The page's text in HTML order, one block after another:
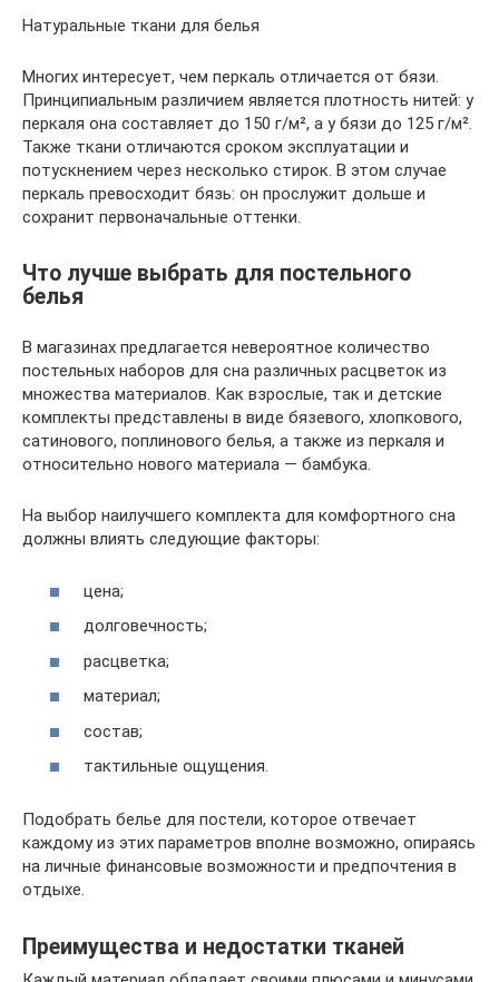
Натуральные ткани для белья
Многих интересует, чем перкаль отличается от бязи.
Принципиальным различием является плотность нитей: у
перкаля она составляет до 150 г/м², а у бязи до 125 г/м².
Также ткани отличаются сроком эксплуатации и
потускнением через несколько стирок. В этом случае
перкаль превосходит бязь: он прослужит дольше и
сохранит первоначальные оттенки.
Что лучше выбрать для постельного
белья
В магазинах предлагается невероятное количество
постельных наборов для сна различных расцветок из
множества материалов. Как взрослые, так и детские
комплекты представлены в виде бязевого, хлопкового,
сатинового, поплинового белья, а также из перкаля и
относительно нового материала — бамбука.
На выбор наилучшего комплекта для комфортного сна
должны влиять следующие факторы:
цена;
долговечность;
расцветка;
материал;
состав;
тактильные ощущения.
Подобрать белье для постели, которое отвечает
каждому из этих параметров вполне возможно, опираясь
на личные финансовые возможности и предпочтения в
отдыхе.
Преимущества и недостатки тканей